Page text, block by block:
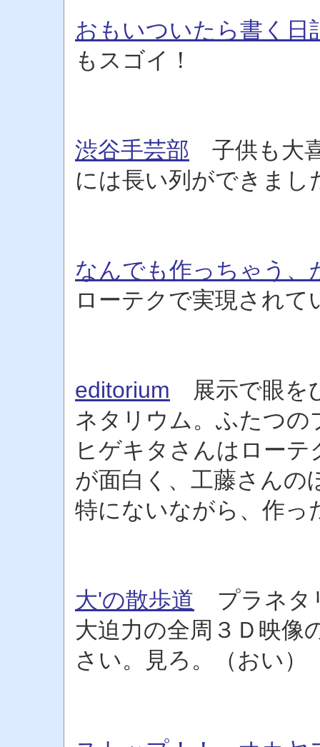
おもいついたら書く日
もスゴイ！
渋谷手芸部 子供も大
には長い列ができまし
なんでも作っちゃう、
ローテクで実現され
editorium 展示で眼を
ネタリウム。ふたつ
ヒゲキタさんはロー
が面白く、工藤さんの
特にないながら、作っ
大'の散歩道 プラネタ
大迫力の全周３Ｄ映像
さい。見ろ。（おい）